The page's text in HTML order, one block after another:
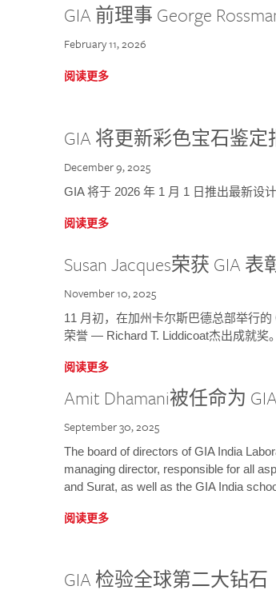
GIA 前理事 George
February 11, 2026
阅读更多
GIA 将更新彩色宝石鉴定
December 9, 2025
GIA 将于 2026 年 1 月 1 日推出最新设
阅读更多
Susan Jacques荣获 GIA 表
November 10, 2025
11 月初，在加州卡尔斯巴德总部举行
荣誉 — Richard T. Liddicoat杰出成就奖。
阅读更多
Amit Dhamani被任命为
September 30, 2025
The board of directors of GIA India
managing director, responsible for all
and Surat, as well as the GIA India
阅读更多
GIA 检验全球第二大钻石